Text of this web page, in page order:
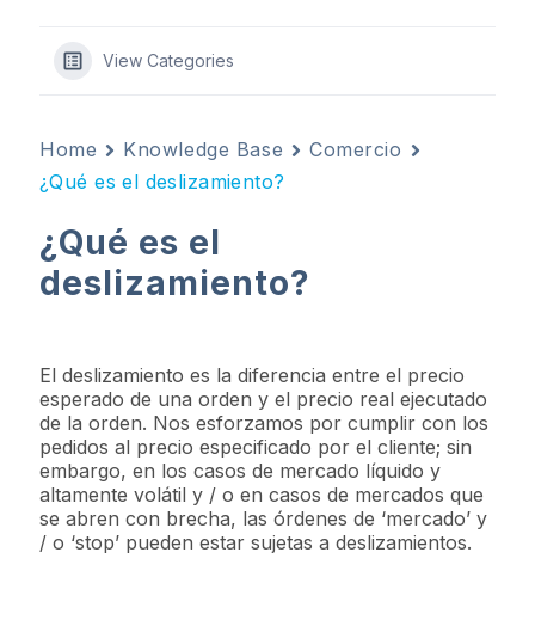
View Categories
Home Knowledge Base
Comercio
¿Qué es el deslizamiento?
¿Qué es el
deslizamiento?
El deslizamiento es la diferencia entre el precio
esperado de una orden y el precio real ejecutado
de la orden. Nos esforzamos por cumplir con los
pedidos al precio especificado por el cliente; sin
embargo, en los casos de mercado líquido y
altamente volátil y / o en casos de mercados que
se abren con brecha, las órdenes de ‘mercado’ y
/ o ‘stop’ pueden estar sujetas a deslizamientos.